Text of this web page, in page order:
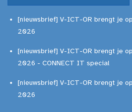
[nieuwsbrief] V-ICT-OR brengt je
2026
[nieuwsbrief] V-ICT-OR brengt je
2026 - CONNECT IT special
[nieuwsbrief] V-ICT-OR brengt je
2026